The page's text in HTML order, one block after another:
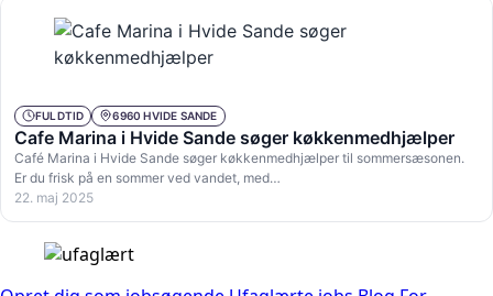
FULDTID 6960 HVIDE SANDE
Cafe Marina i Hvide Sande søger køkkenmedhjælper
Café Marina i Hvide Sande søger køkkenmedhjælper til sommersæsonen.
Er du frisk på en sommer ved vandet, med…
22. maj 2025